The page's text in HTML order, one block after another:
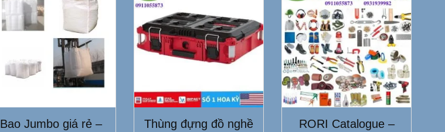
Bao Jumbo giá rẻ –
Thùng đựng đồ nghề
RORI Catalogue –